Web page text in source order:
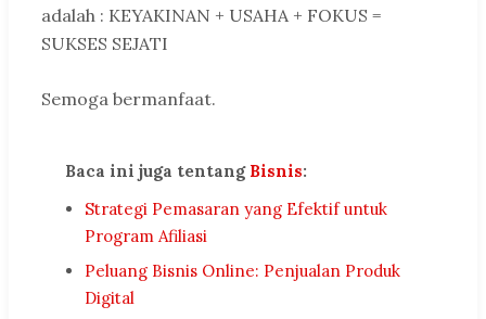
adalah : KEYAKINAN + USAHA + FOKUS =
SUKSES SEJATI
Semoga bermanfaat.
Baca ini juga tentang Bisnis:
Strategi Pemasaran yang Efektif untuk
Program Afiliasi
Peluang Bisnis Online: Penjualan Produk
Digital